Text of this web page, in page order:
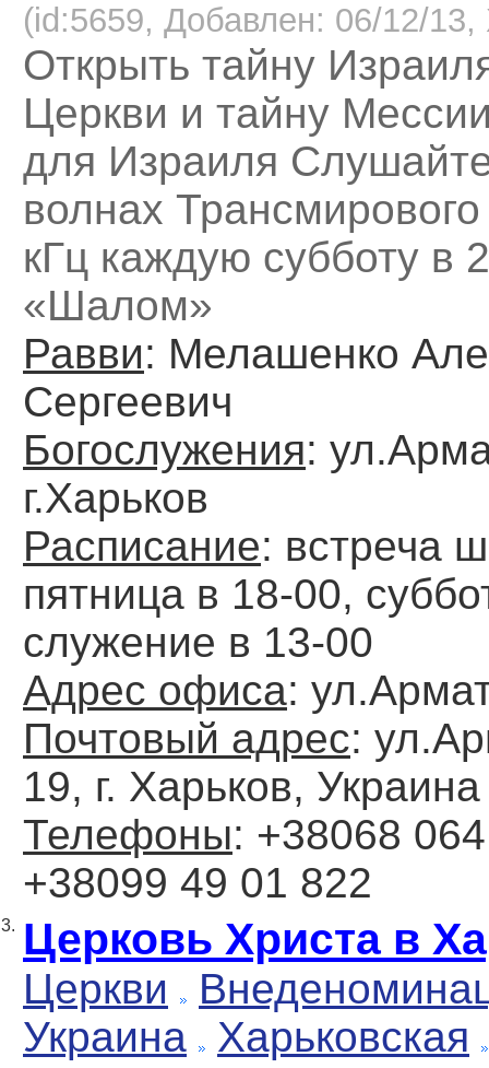
(id:5659, Добавлен: 06/12/13,
Открыть тайну
Церкви и тайну
для Израиля
волнах
кГц каждую субботу в
«Шалом»
Равви: Мелашенко
Сергеевич
Богослужения:
г.Харьков
Расписание: встреча
пятница в 18-00,
служение в 13-00
Адрес офиса:
Почтовый адрес:
19, г. Харьков, Украина
Телефоны: +38068
+38099 49 01 822
3. Церковь Христа в
Церкви
Украина
Харьковская